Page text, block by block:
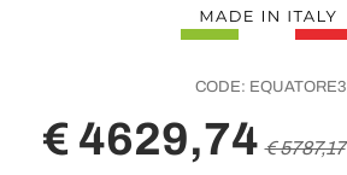
CODE: EQUATORE3
€ 4629,74 € 5787,17